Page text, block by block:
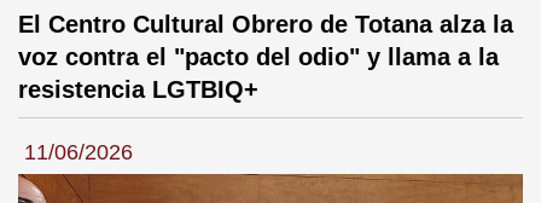
El Centro Cultural Obrero de Totana alza la
voz contra el "pacto del odio" y llama a la
resistencia LGTBIQ+
11/06/2026